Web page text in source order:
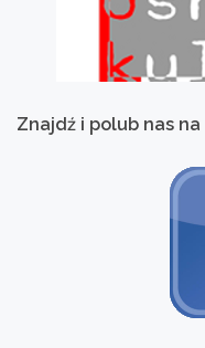
Znajdź i polub nas na